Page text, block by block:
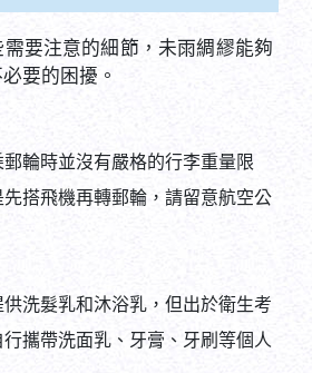
要注意的細節，未雨綢繆能夠
要的困擾。
輪時並沒有嚴格的行李重量限
搭飛機再轉郵輪，請留意航空公
洗髮乳和沐浴乳，但出於衛生考
攜帶洗面乳、牙膏、牙刷等個人